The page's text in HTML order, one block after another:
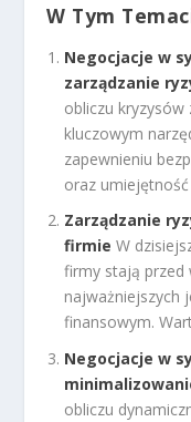
W Tym
Negocjacje w
zarządzanie
obliczu
kluczowym
zapewnieniu
oraz
Zarządzanie
firmie W
firmy stają przed
najważniejszych
finansowym.
Negocjacje w
obliczu